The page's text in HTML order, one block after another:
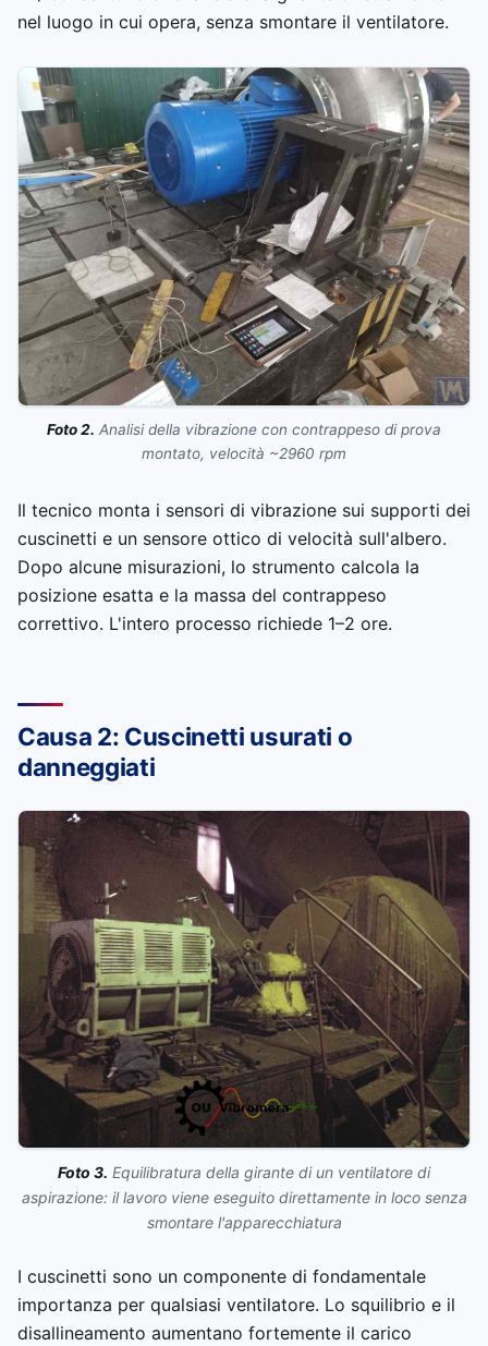
nel luogo in cui opera, senza smontare il ventilatore.
Foto 2. Analisi della vibrazione con contrappeso di prova
montato, velocità ~2960 rpm
Il tecnico monta i sensori di vibrazione sui supporti dei
cuscinetti e un sensore ottico di velocità sull'albero.
Dopo alcune misurazioni, lo strumento calcola la
posizione esatta e la massa del contrappeso
correttivo. L'intero processo richiede 1–2 ore.
Causa 2: Cuscinetti usurati o
danneggiati
Foto 3. Equilibratura della girante di un ventilatore di
aspirazione: il lavoro viene eseguito direttamente in loco senza
smontare l'apparecchiatura
I cuscinetti sono un componente di fondamentale
importanza per qualsiasi ventilatore. Lo squilibrio e il
disallineamento aumentano fortemente il carico